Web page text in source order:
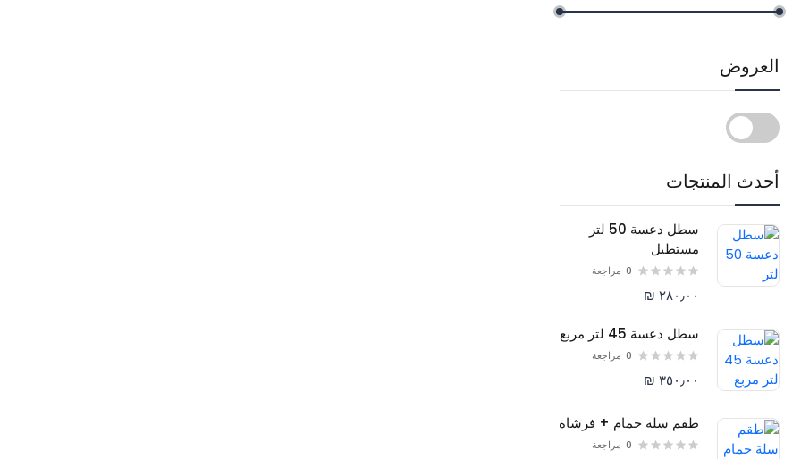
العروض
أحدث المنتجات
سطل دعسة 50 لتر
مستطيل
0 مراجعة
٢٨٠٫٠٠ ₪
سطل دعسة 45 لتر مربع
0 مراجعة
٣٥٠٫٠٠ ₪
طقم سلة حمام + فرشاة
0 مراجعة